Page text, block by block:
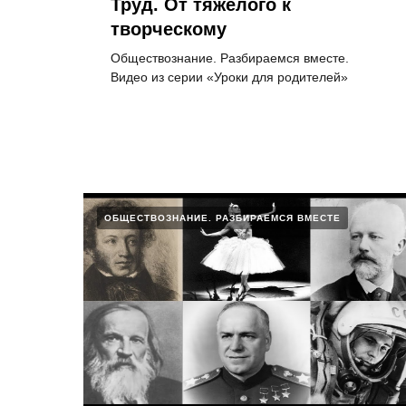
Труд. От тяжёлого к
творческому
Обществознание. Разбираемся вместе.
Видео из серии «Уроки для родителей»
ОБЩЕСТВОЗНАНИЕ. РАЗБИРАЕМСЯ ВМЕСТЕ